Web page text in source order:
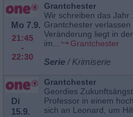
Mo 7.9.
21:45
-
22:30
Grantchester
Wir schreiben das Jahr
Grantchester
Veränderung liegt in
im...
Grantchester
Serie / Krimiserie
Di
15.9.
Grantchester
Geordies
Professor in einem
sich an Leonard, um